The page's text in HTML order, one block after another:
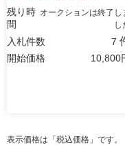
残り時
間
オークションは終了し
し
入札件数 7
開始価格 10,800
表示価格は「税込価格」です。